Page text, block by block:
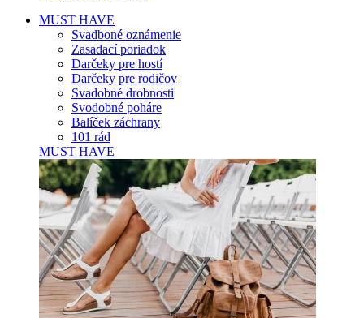
MUST HAVE
Svadboné oznámenie
Zasadací poriadok
Darčeky pre hostí
Darčeky pre rodičov
Svadobné drobnosti
Svodobné poháre
Balíček záchrany
101 rád
MUST HAVE